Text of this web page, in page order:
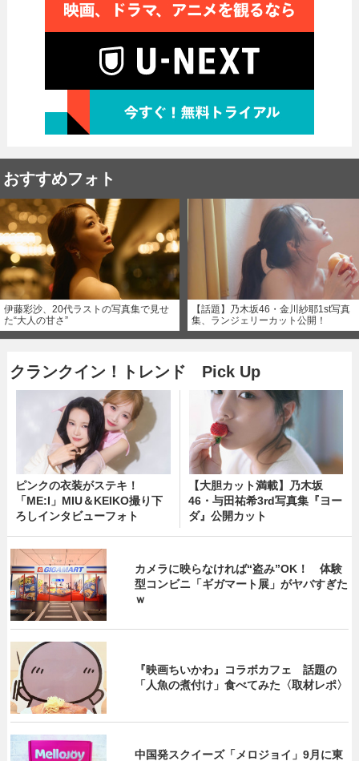
おすすめフォト
伊藤彩沙、20代ラストの写真集で見せ
た“大人の甘さ”
【話題】乃木坂46・金川紗耶1st写真
集、ランジェリーカット公開！
クランクイン！トレンド Pick Up
ピンクの衣装がステキ！
「ME:I」MIU＆KEIKO撮り下
ろしインタビューフォト
【大胆カット満載】乃木坂
46・与田祐希3rd写真集『ヨー
ダ』公開カット
カメラに映らなければ“盗み”OK！ 体験
型コンビニ「ギガマート展」がヤバすぎた
ｗ
『映画ちいかわ』コラボカフェ 話題の
「人魚の煮付け」食べてみた〈取材レポ〉
中国発スクイーズ「メロジョイ」9月に東